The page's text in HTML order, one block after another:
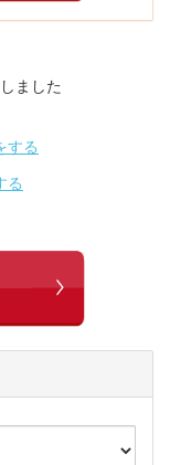
ました
する
る